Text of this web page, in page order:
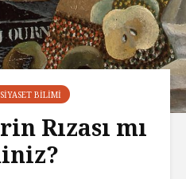
SIYASET BILIMI
Rızası mı